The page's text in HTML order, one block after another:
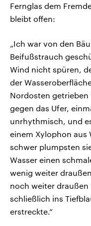
Fernglas dem
bleibt offen:
„Ich war von den
Beifußstrauch
Wind nicht spüren,
der
Nordosten getrieben
gegen das Ufer,
unrhythmisch, und
einem Xylophon aus
schwer plumpsten
Wasser einen
wenig weiter
noch weiter
schließlich ins
erstreckte.“